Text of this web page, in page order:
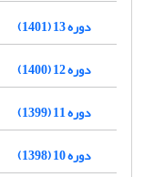
دوره 13 (1401)
دوره 12 (1400)
دوره 11 (1399)
دوره 10 (1398)